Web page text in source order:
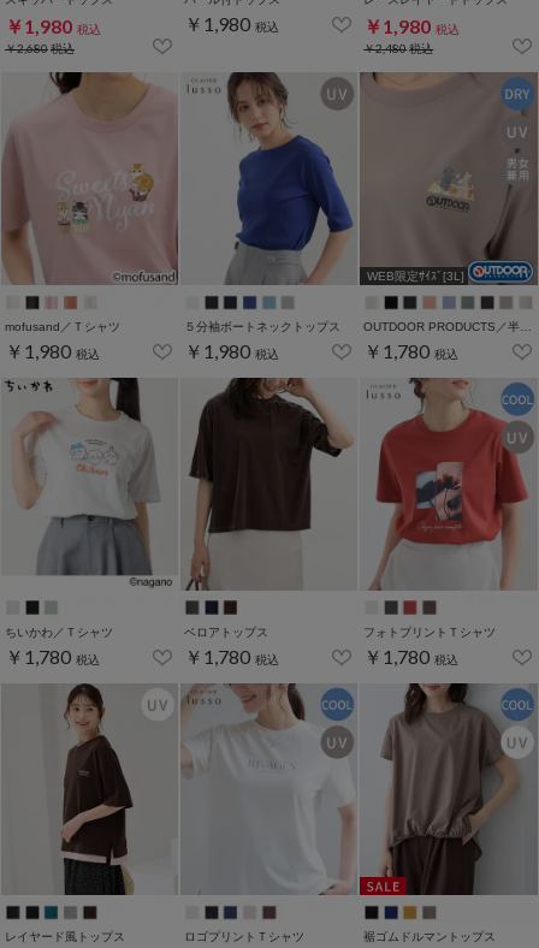
￥1,980 税込
￥2,680税込
￥1,980 税込 ￥1,980 税込
￥2,480税込
mofusand／Ｔシャツ
￥1,980 税込
５分袖ボートネックトップス
￥1,980 税込
WEB限定ｻｲｽﾞ[3L]
￥1,780 税込
ちいかわ／Ｔシャツ
￥1,780 税込
ベロアトップス
￥1,780 税込
フォトプリントＴシャツ
￥1,780 税込
レイヤード風トップス ロゴプリントＴシャツ 裾ゴムドルマントップス